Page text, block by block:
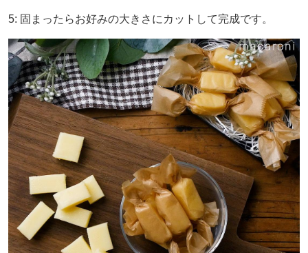
5: 固まったらお好みの大きさにカットして完成です。